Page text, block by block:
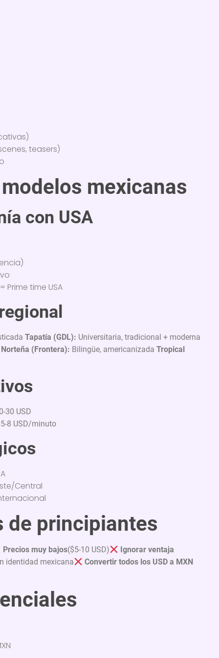
teasers)
mexicanas
con USA
Prime time USA
Tapatía (GDL): Universitaria, tradicional + moderna
Norteña (Frontera): Bilingüe, americanizadaTropical
30 USD
8 USD/minuto
Central
de principiantes
Precios muy bajos($5-10 USD)
Ignorar ventaja
identidad mexicana
Convertir todos los USD a MXN